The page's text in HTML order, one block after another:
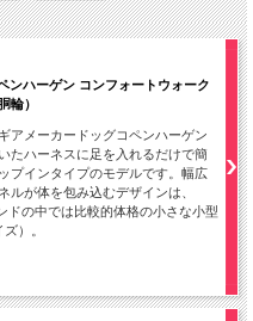
ンハーゲン コンフォートウォーク
輪）
アメーカードッグコペンハーゲン
たハーネスに足を入れるだけで簡
プインタイプのモデルです。幅広
ルが体を包み込むデザインは、
ドの中では比較的体格の小さな小型
）。